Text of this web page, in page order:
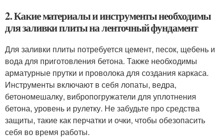
2. Какие материалы и инструменты необходимы
для заливки плиты на ленточный фундамент
Для заливки плиты потребуется цемент, песок, щебень и
вода для приготовления бетона. Также необходимы
арматурные прутки и проволока для создания каркаса.
Инструменты включают в себя лопаты, ведра,
бетономешалку, вибропогружатели для уплотнения
бетона, уровень и рулетку. Не забудьте про средства
защиты, такие как перчатки и очки, чтобы обезопасить
себя во время работы.